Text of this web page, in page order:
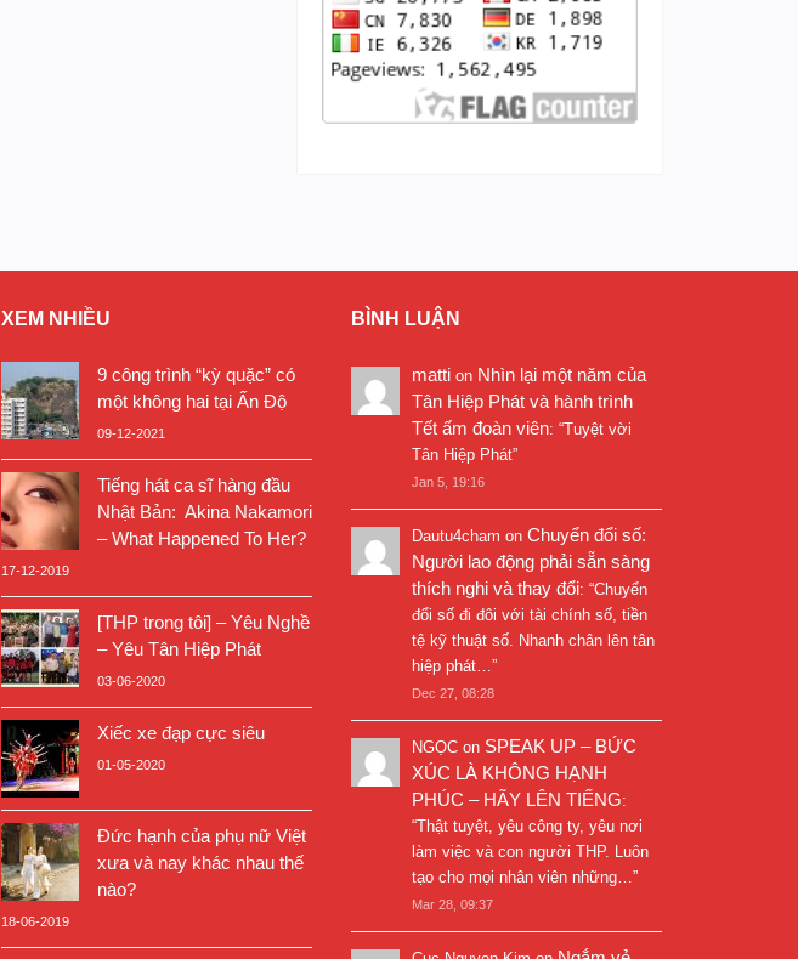
XEM NHIỀU
9 công trình “kỳ quặc” có
một không hai tại Ấn Độ
09-12-2021
Tiếng hát ca sĩ hàng đầu
Nhật Bản: Akina Nakamori
– What Happened To Her?
17-12-2019
[THP trong tôi] – Yêu Nghề
– Yêu Tân Hiệp Phát
03-06-2020
Xiếc xe đạp cực siêu
01-05-2020
Đức hạnh của phụ nữ Việt
xưa và nay khác nhau thế
nào?
18-06-2019
BÌNH LUẬN
matti on Nhìn lại một năm của
Tân Hiệp Phát và hành trình
Tết ấm đoàn viên: “Tuyệt vời
Tân Hiệp Phát”
Jan 5, 19:16
Dautu4cham on Chuyển đổi số:
Người lao động phải sẵn sàng
thích nghi và thay đổi: “Chuyển
đổi số đi đôi với tài chính số, tiền
tệ kỹ thuật số. Nhanh chân lên tân
hiệp phát… ”
Dec 27, 08:28
NGỌC on SPEAK UP – BỨC
XÚC LÀ KHÔNG HẠNH
PHÚC – HÃY LÊN TIẾNG:
“Thật tuyệt, yêu công ty, yêu nơi
làm việc và con người THP. Luôn
tạo cho mọi nhân viên những… ”
Mar 28, 09:37